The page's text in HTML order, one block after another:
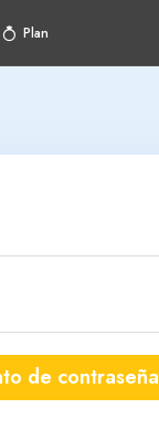
Plan
de contraseña